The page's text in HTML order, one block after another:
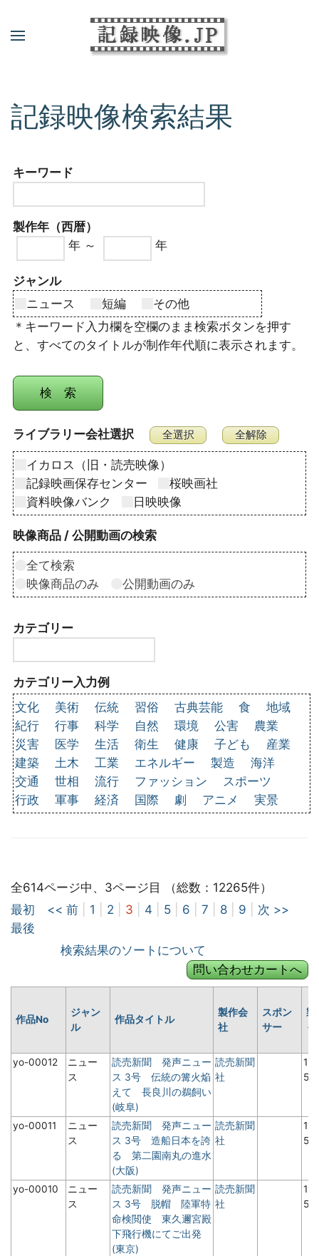
記録映像検索結果
キーワード
製作年（西暦）
年 ～
年
ジャンル
ニュース
短編
その他
＊キーワード入力欄を空欄のまま検索ボタンを押す
と、すべてのタイトルが制作年代順に表示されます。
ライブラリー会社選択
イカロス（旧・読売映像）
記録映画保存センター
桜映画社
資料映像バンク
日映映像
映像商品 / 公開動画の検索
全て検索
映像商品のみ
公開動画のみ
カテゴリー
カテゴリー入力例
文化
美術 伝統 習俗 古典芸能 食
地域
紀行
行事 科学 自然 環境 公害
農業
災害
医学 生活 衛生 健康 子ども
産業
建築
土木 工業 エネルギー 製造
海洋
交通
世相 流行 ファッション
スポーツ
行政
軍事 経済 国際 劇 アニメ 実景
全614ページ中、3ページ目 （総数：12265件）
最初
<< 前 1 2 3 4 5 6 7 8 9
次 >>
最後
検索結果のソートについて
作品No
ジャン
ル
作品タイトル
製作会
社
スポン
サー
製
yo-00012
ニュー
ス
読売新聞 発声ニュー
ス 3号 伝統の篝火焔
えて 長良川の鵜飼い
(岐阜)
読売新聞
社
5
yo-00011
ニュー
ス
読売新聞 発声ニュー
ス 3号 造船日本を誇
る 第二園南丸の進水
(大阪)
読売新聞
社
5
yo-00010
ニュー
ス
読売新聞 発声ニュー
ス 3号 脱帽 陸軍特
命検閲使 東久邇宮殿
下飛行機にてご出発
(東京)
読売新聞
社
5